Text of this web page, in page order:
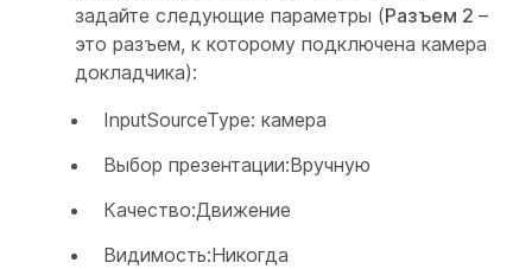
задайте следующие параметры (Разъем 2 –
это разъем, к которому подключена камера
докладчика):
InputSourceType: камера
Выбор презентации:Вручную
Качество:Движение
Видимость:Никогда